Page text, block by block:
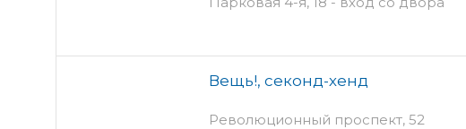
Вещь!, секонд-хенд
Революционный проспект, 52